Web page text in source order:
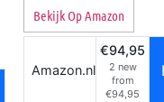
Bekijk Op Amazon
Amazon.nl
€94,95
2 new
from
€94,95